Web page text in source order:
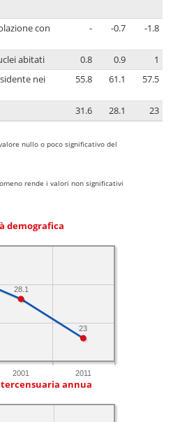
con
- -0.7 -1.8
abitati 0.8 0.9
1
nei
55.8 61.1 57.5
31.6 28.1 23
nullo o poco significativo del
rende i valori non significativi
demografica
2001 2011
23
28.1
annua